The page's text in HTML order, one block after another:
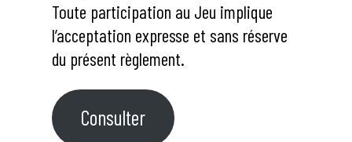
Toute participation au Jeu implique
l’acceptation expresse et sans réserve
du présent règlement.
Consulter